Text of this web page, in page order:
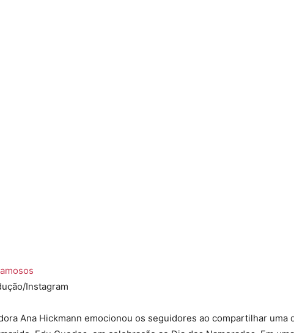
Instagram
Ana Hickmann emocionou os seguidores ao compartilhar uma